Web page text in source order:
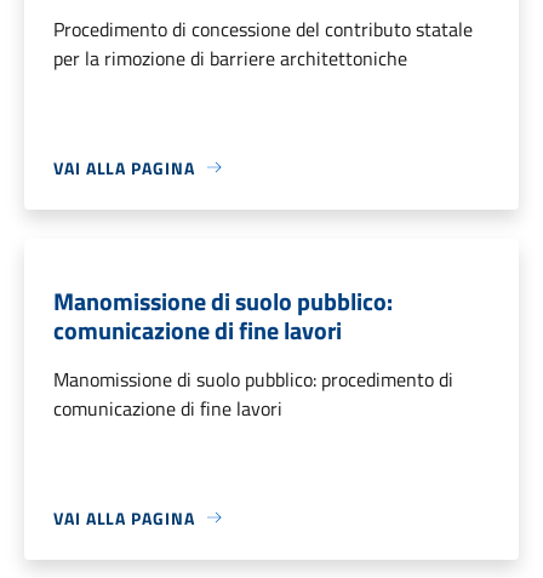
Procedimento di concessione del contributo statale
per la rimozione di barriere architettoniche
VAI ALLA PAGINA
Manomissione di suolo pubblico:
comunicazione di fine lavori
Manomissione di suolo pubblico: procedimento di
comunicazione di fine lavori
VAI ALLA PAGINA